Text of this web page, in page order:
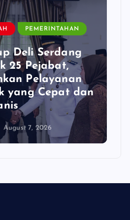
PEMERINTAHAN
Deli Serdang
25 Pejabat,
Pelayanan
yang Cepat dan
August 7, 2026